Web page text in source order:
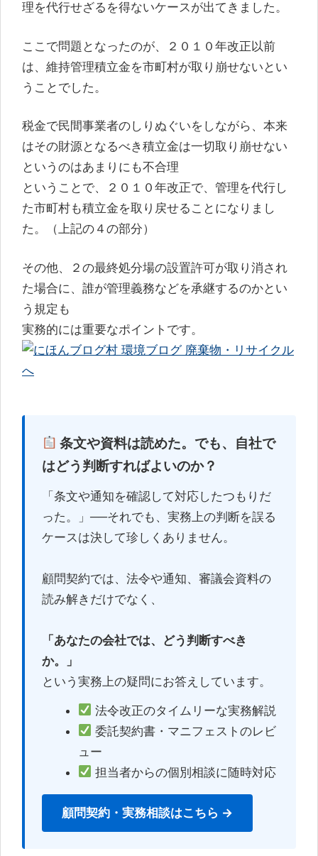
理を代行せざるを得ないケースが出てきました。
ここで問題となったのが、２０１０年改正以前
は、維持管理積立金を市町村が取り崩せないとい
うことでした。
税金で民間事業者のしりぬぐいをしながら、本来
はその財源となるべき積立金は一切取り崩せない
というのはあまりにも不合理
ということで、２０１０年改正で、管理を代行し
た市町村も積立金を取り戻せることになりまし
た。（上記の４の部分）
その他、２の最終処分場の設置許可が取り消され
た場合に、誰が管理義務などを承継するのかとい
う規定も
実務的には重要なポイントです。
条文や資料は読めた。でも、自社で
はどう判断すればよいのか？
「条文や通知を確認して対応したつもりだ
った。」──それでも、実務上の判断を誤る
ケースは決して珍しくありません。
顧問契約では、法令や通知、審議会資料の
読み解きだけでなく、
「あなたの会社では、どう判断すべき
か。」
という実務上の疑問にお答えしています。
法令改正のタイムリーな実務解説
委託契約書・マニフェストのレビ
ュー
担当者からの個別相談に随時対応
顧問契約・実務相談はこちら →